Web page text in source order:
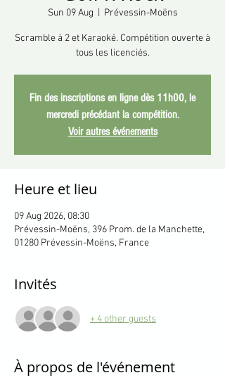
Sun 09 Aug Prévessin-Moëns
Scramble à 2 et Karaoké. Compétition ouverte à
tous les licenciés.
Fin des inscriptions en ligne dès 11h00, le
mercredi précédant la compétition.
Voir autres événements
Heure et lieu
09 Aug 2026, 08:30
Prévessin-Moëns, 396 Prom. de la Manchette,
01280 Prévessin-Moëns, France
Invités
+ 4 other guests
À propos de l'événement